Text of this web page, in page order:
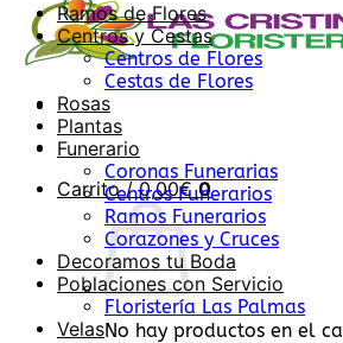
Carrito /0,00€ 0
No hay productos en el
Ramos de Flores
Centros y Cestas
Centros de Flores
Cestas de Flores
Rosas
Plantas
Funerario
Coronas Funerarias
Centros Funerarios
Ramos Funerarios
Corazones y Cruces
Decoramos tu Boda
Poblaciones con Servicio
Floristería Las Palmas
Velas